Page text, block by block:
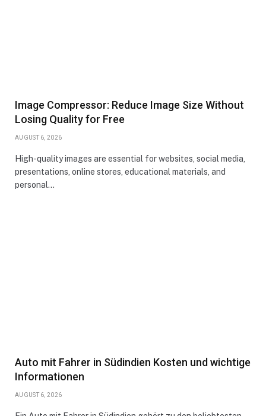
Image Compressor: Reduce Image Size Without
Losing Quality for Free
AUGUST 6, 2026
High-quality images are essential for websites, social media,
presentations, online stores, educational materials, and
personal…
Auto mit Fahrer in Südindien Kosten und wichtige
Informationen
AUGUST 6, 2026